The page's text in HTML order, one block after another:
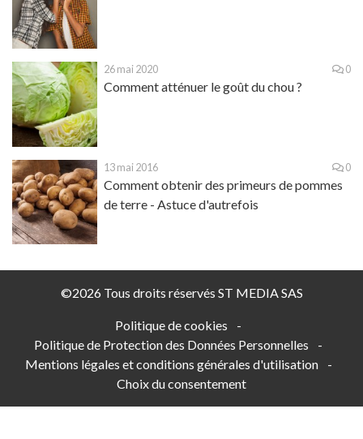
26 mai 2020 0
Comment atténuer le goût du chou ?
13 mai 2016 0
Comment obtenir des primeurs de pommes
de terre - Astuce d'autrefois
©2026 Tous droits réservés ST MEDIA SAS
Politique de cookies
-
Politique de Protection des Données Personnelles
-
Mentions légales et conditions générales d'utilisation
-
Choix du consentement